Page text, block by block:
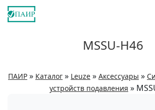
MSSU-H46
ПАИР » Каталог » Leuze » Аксессуары »
устройств подавления »